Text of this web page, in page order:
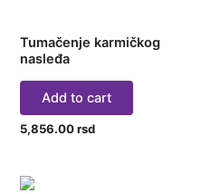
Tumačenje karmičkog
nasleđa
Add to cart
5,856.00rsd